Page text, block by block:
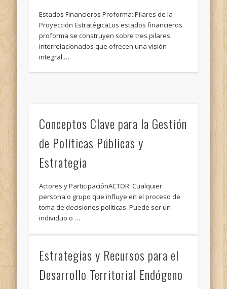
Estados Financieros Proforma: Pilares de la
Proyección EstratégicaLos estados financieros
proforma se construyen sobre tres pilares
interrelacionados que ofrecen una visión
integral …
Conceptos Clave para la Gestión
de Políticas Públicas y
Estrategia
Actores y ParticipaciónACTOR: Cualquier
persona o grupo que influye en el proceso de
toma de decisiones políticas. Puede ser un
individuo o …
Estrategias y Recursos para el
Desarrollo Territorial Endógeno